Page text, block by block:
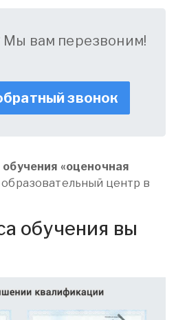
Мы вам перезвоним!
звонок
обучения «оценочная
центр в
обучения вы